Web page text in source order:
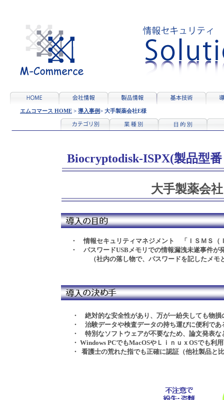
・ 絶対的な安全性があり、 万が一紛失しても物損
・ 治験データや検査データの持ち運びに便利 であ
・ 特別なソフトウェアが不要なため、論文発表
・ Windows PCでもMacOSやＬｉｎｕｘ OSでも利用
・
看護士の荒れた指でも正確に認証 （他社製品と
・ 情報セキュリティマネジメント
「ＩＳＭＳ
・ パスワードUSBメモリでの情報漏洩未遂事件が
（社内の落し物で、パスワードを記したメモと
Biocryptodisk-ISPX(製品型
大手製薬会
エムコマース HOME > 導入事例> 大手製薬会社E様